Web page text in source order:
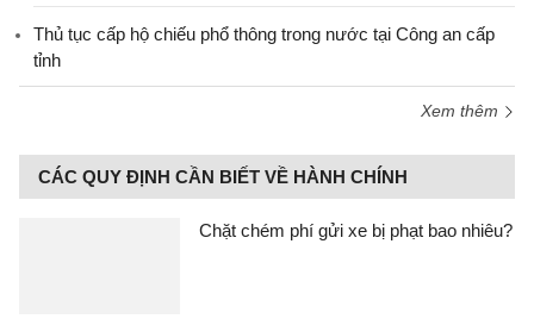
Thủ tục cấp hộ chiếu phổ thông trong nước tại Công an cấp
tỉnh
Xem thêm
CÁC QUY ĐỊNH CẦN BIẾT VỀ HÀNH CHÍNH
Chặt chém phí gửi xe bị phạt bao nhiêu?